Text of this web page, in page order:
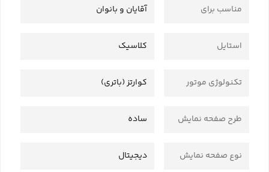
مناسب برای آقایان و بانوان
استایل کلاسیک
تکنولوژی موتور کوارتز (باتری)
طرح صفحه نمایش ساده
نوع صفحه نمایش دیجیتال